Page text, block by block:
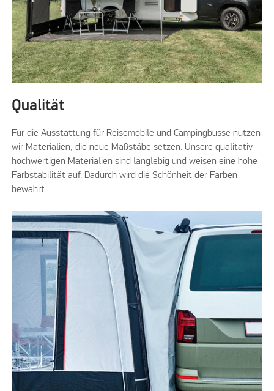
Qualität
Für die Ausstattung für Reisemobile und Campingbusse nutzen
wir Materialien, die neue Maßstäbe setzen. Unsere qualitativ
hochwertigen Materialien sind langlebig und weisen eine hohe
Farbstabilität auf. Dadurch wird die Schönheit der Farben
bewahrt.